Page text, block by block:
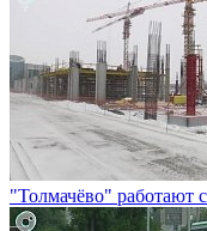
"Толмачёво" работают